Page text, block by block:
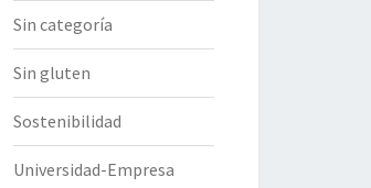
Sin categoría
Sin gluten
Sostenibilidad
Universidad-Empresa